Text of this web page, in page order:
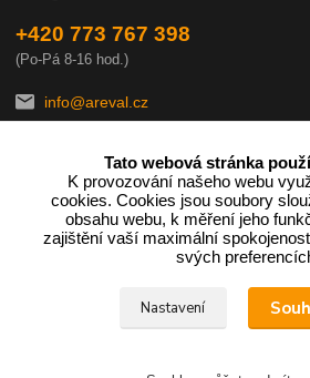
+420 773 767 398
(Po-Pá 8-16 hod.)
info@areval.cz
Podle zákona o evidenci tržeb je
Zároveň je povinen zaevidovat přijatou
v případě technického výpadku pak
Tato webová stránka
K provozování našeho webu
cookies. Cookies jsou soubory
obsahu webu, k měření jeho
zajištění vaší maximální
svých
Nastavení